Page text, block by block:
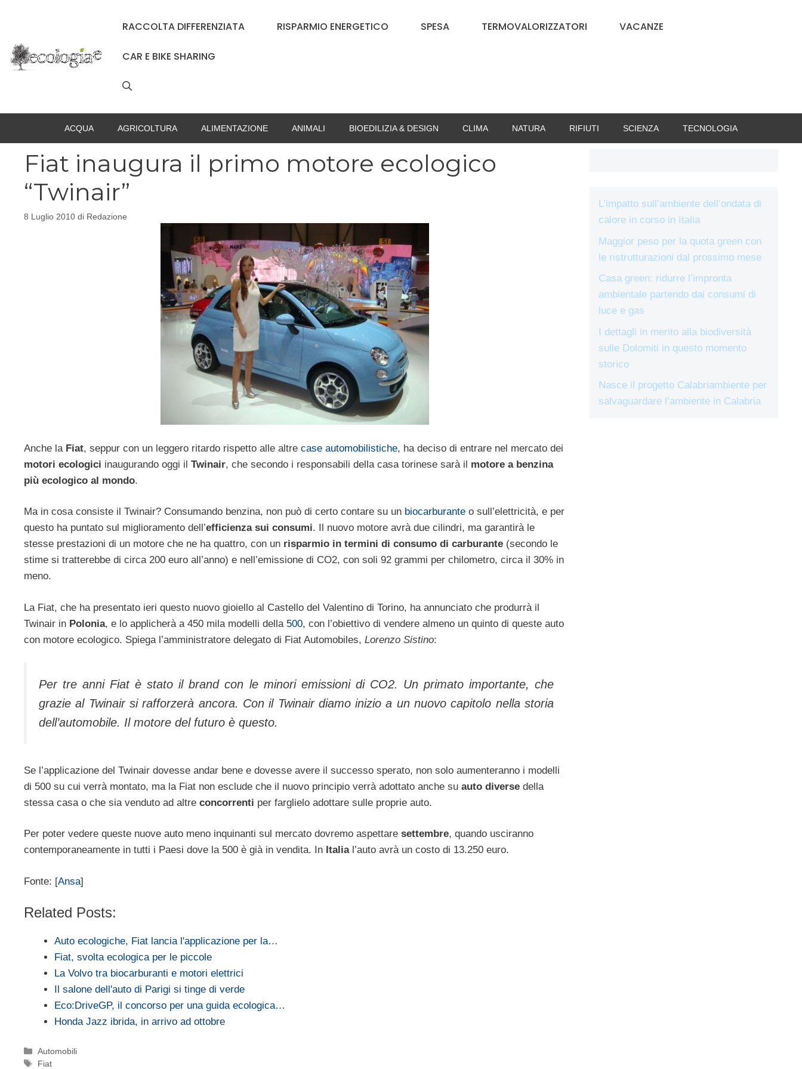
RACCOLTA DIFFERENZIATA RISPARMIO ENERGETICO SPESA TERMOVALORIZZATORI VACANZE
CAR E BIKE SHARING
ACQUA AGRICOLTURA ALIMENTAZIONE ANIMALI BIOEDILIZIA & DESIGN CLIMA NATURA RIFIUTI SCIENZA TECNOLOGIA
Fiat inaugura il primo motore ecologico
“Twinair”
8 Luglio 2010 di Redazione
Anche la Fiat, seppur con un leggero ritardo rispetto alle altre case automobilistiche, ha deciso di entrare nel mercato dei
motori ecologici inaugurando oggi il Twinair, che secondo i responsabili della casa torinese sarà il motore a benzina
più ecologico al mondo.
Ma in cosa consiste il Twinair? Consumando benzina, non può di certo contare su un biocarburante o sull’elettricità, e per
questo ha puntato sul miglioramento dell’efficienza sui consumi. Il nuovo motore avrà due cilindri, ma garantirà le
stesse prestazioni di un motore che ne ha quattro, con un risparmio in termini di consumo di carburante (secondo le
stime si tratterebbe di circa 200 euro all’anno) e nell’emissione di CO2, con soli 92 grammi per chilometro, circa il 30% in
meno.
La Fiat, che ha presentato ieri questo nuovo gioiello al Castello del Valentino di Torino, ha annunciato che produrrà il
Twinair in Polonia, e lo applicherà a 450 mila modelli della 500, con l’obiettivo di vendere almeno un quinto di queste auto
con motore ecologico. Spiega l’amministratore delegato di Fiat Automobiles, Lorenzo Sistino:
Per tre anni Fiat è stato il brand con le minori emissioni di CO2. Un primato importante, che
grazie al Twinair si rafforzerà ancora. Con il Twinair diamo inizio a un nuovo capitolo nella storia
dell’automobile. Il motore del futuro è questo.
Se l’applicazione del Twinair dovesse andar bene e dovesse avere il successo sperato, non solo aumenteranno i modelli
di 500 su cui verrà montato, ma la Fiat non esclude che il nuovo principio verrà adottato anche su auto diverse della
stessa casa o che sia venduto ad altre concorrenti per farglielo adottare sulle proprie auto.
Per poter vedere queste nuove auto meno inquinanti sul mercato dovremo aspettare settembre, quando usciranno
contemporaneamente in tutti i Paesi dove la 500 è già in vendita. In Italia l’auto avrà un costo di 13.250 euro.
Fonte: [Ansa]
Related Posts:
Auto ecologiche, Fiat lancia l'applicazione per la…
Fiat, svolta ecologica per le piccole
La Volvo tra biocarburanti e motori elettrici
Il salone dell'auto di Parigi si tinge di verde
Eco:DriveGP, il concorso per una guida ecologica…
Honda Jazz ibrida, in arrivo ad ottobre
Categorie
Automobili
Tag
Fiat
L’impatto sull’ambiente dell’ondata di
calore in corso in Italia
Maggior peso per la quota green con
le ristrutturazioni dal prossimo mese
Casa green: ridurre l’impronta
ambientale partendo dai consumi di
luce e gas
I dettagli in merito alla biodiversità
sulle Dolomiti in questo momento
storico
Nasce il progetto Calabriambiente per
salvaguardare l’ambiente in Calabria